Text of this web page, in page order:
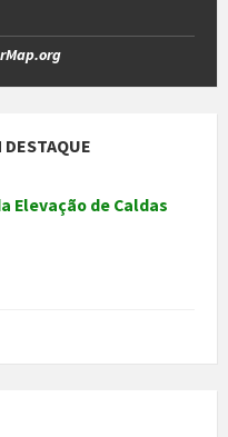
DESTAQUE
Elevação de Caldas